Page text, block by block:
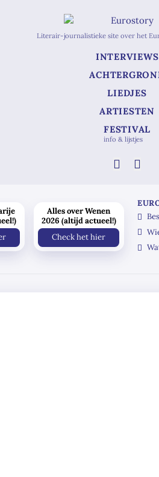
Literair-journalistieke site over het
INTERVIEWS
LIEDJES
ARTIESTEN
FESTIVAL
info & lijstjes
Alles over Wenen
2026 (altijd actueel!)
Check het hier